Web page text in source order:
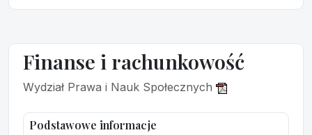
Finanse i rachunkowość
Wydział Prawa i Nauk Społecznych
Podstawowe informacje